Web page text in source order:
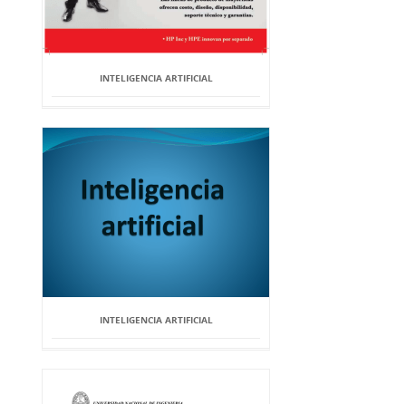
INTELIGENCIA ARTIFICIAL
INTELIGENCIA ARTIFICIAL